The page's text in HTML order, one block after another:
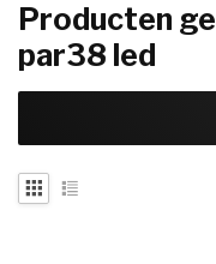
Producten
par38 led